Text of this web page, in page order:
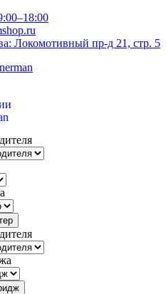
Локомотивный пр-д 21, стр. 5